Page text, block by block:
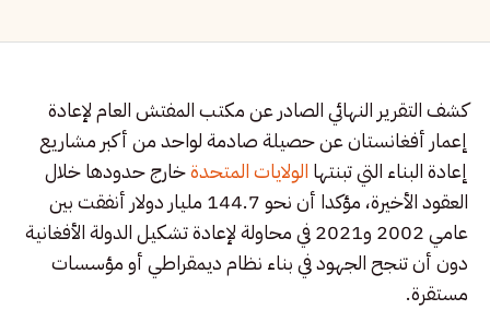
كشف التقرير النهائي الصادر عن مكتب المفتش العام لإعادة
إعمار أفغانستان عن حصيلة صادمة لواحد من أكبر مشاريع
إعادة البناء التي تبنتها الولايات المتحدةخارج حدودها خلال
العقود الأخيرة، مؤكدا أن نحو 144.7 مليار دولار أنفقت بين
عامي 2002 و2021 في محاولة لإعادة تشكيل الدولة الأفغانية
دون أن تنجح الجهود في بناء نظام ديمقراطي أو مؤسسات
مستقرة.